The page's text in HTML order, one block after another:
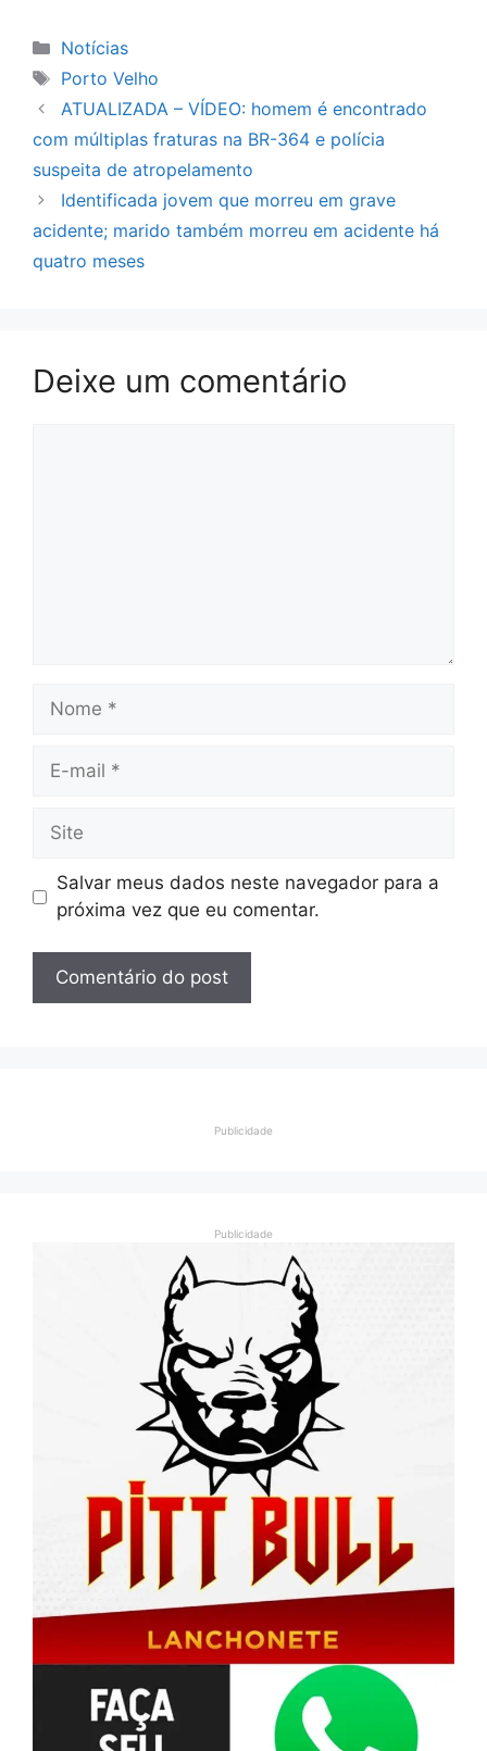
Categorias
Notícias
Tags
Porto Velho
ATUALIZADA – VÍDEO: homem é encontrado
com múltiplas fraturas na BR-364 e polícia
suspeita de atropelamento
Identificada jovem que morreu em grave
acidente; marido também morreu em acidente há
quatro meses
Deixe um comentário
Nome
Site
Salvar meus dados neste navegador para a
próxima vez que eu comentar.
Publicidade
Publicidade